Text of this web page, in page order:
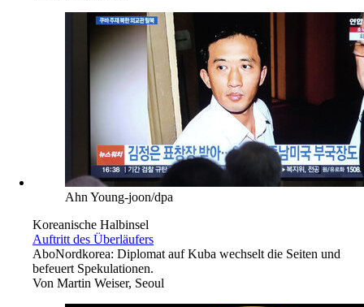
Ahn Young-joon/dpa
Koreanische Halbinsel
Auftritt des Überläufers
AboNordkorea: Diplomat auf Kuba wechselt die Seiten und
befeuert Spekulationen.
Von Martin Weiser, Seoul